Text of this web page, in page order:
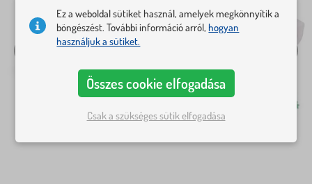
Ez a weboldal sütiket használ, amelyek megkönnyítik a
böngészést. További információ arról,hogyan
használjuk a sütiket.
Összes cookie elfogadása
Csak a szükséges sütik elfogadása